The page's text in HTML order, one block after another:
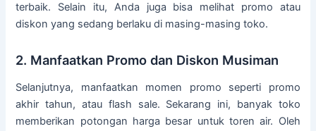
terbaik. Selain itu, Anda juga bisa melihat promo atau
diskon yang sedang berlaku di masing-masing toko.
2. Manfaatkan Promo dan Diskon Musiman
Selanjutnya, manfaatkan momen promo seperti promo
akhir tahun, atau flash sale. Sekarang ini, banyak toko
memberikan potongan harga besar untuk toren air. Oleh